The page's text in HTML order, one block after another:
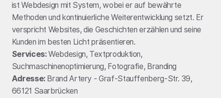
ist Webdesign mit System, wobei er auf bewährte
Methoden und kontinuierliche Weiterentwicklung setzt. Er
verspricht Websites, die Geschichten erzählen und seine
Kunden im besten Licht präsentieren.
Services:Webdesign, Textproduktion,
Suchmaschinenoptimierung, Fotografie, Branding
Adresse:Brand Artery - Graf-Stauffenberg-Str. 39,
66121 Saarbrücken